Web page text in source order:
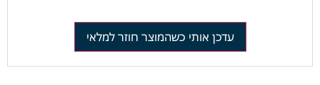
עדכן אותי כשהמוצר חוזר למלאי